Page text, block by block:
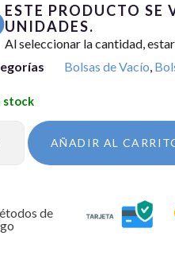
ESTE PRODUCTO SE
UNIDADES.
Al seleccionar la cantidad,
Bolsas de Vacío
AÑADIR AL
de